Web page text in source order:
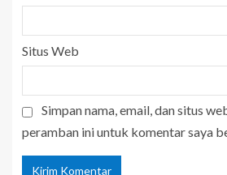
Situs Web
Simpan nama, email, dan situs
peramban ini untuk komentar saya